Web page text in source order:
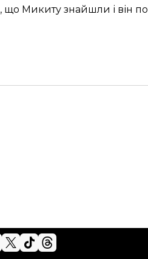
, що Микиту знайшли і він